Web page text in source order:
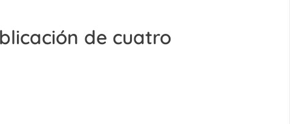
de cuatro